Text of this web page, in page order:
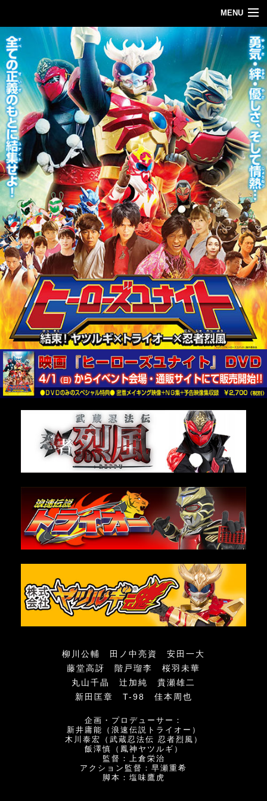
MENU
ＴＯＰ
｜ 舞台挨拶
｜ イントロダクション
｜ キャラクター／キャスト
｜ ムービー
｜ 劇場情報
柳川公輔 田ノ中亮資 安田一大
藤堂高訝 階戸瑠李 桜羽未華
丸山千晶 辻加純 貴瀬雄二
新田匡章 T-98 佳本周也
企画・プロデューサー：
新井庸能（浪速伝説トライオー）
木川泰宏（武蔵忍法伝 忍者烈風）
飯澤慎（鳳神ヤツルギ）
監督：上倉栄治
アクション監督：早瀬重希
脚本：塩味鷹虎